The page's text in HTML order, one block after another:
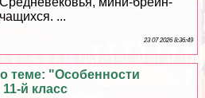
...
23 07 2026 8:36:49
теме: "Особенности
й класс